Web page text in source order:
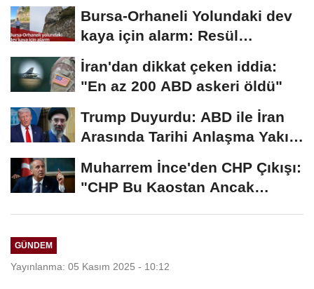
Bursa-Orhaneli Yolundaki dev
kaya için alarm: Resül
Kaplan'dan yetkililere...
İran'dan dikkat çeken iddia:
"En az 200 ABD askeri öldü"
Trump Duyurdu: ABD ile İran
Arasında Tarihi Anlaşma Yakın!
Muharrem İnce'den CHP Çıkışı:
"CHP Bu Kaostan Ancak
GÜNDEM
Yayınlanma: 05 Kasım 2025 - 10:12